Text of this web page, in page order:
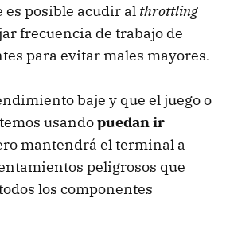
posible acudir al throttling
frecuencia de trabajo de
para evitar males mayores.
baje y que el juego o
usandopuedan ir
mantendrá el terminal a
peligrosos que
los componentes